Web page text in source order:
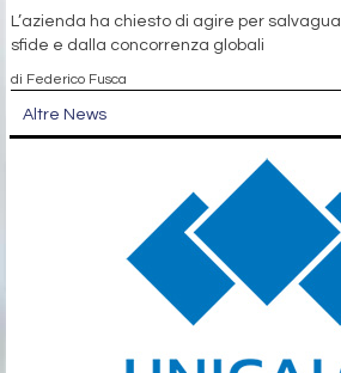
L’azienda ha chiesto di agire per
sfide e dalla concorrenza globali
di Federico Fusca
Altre News